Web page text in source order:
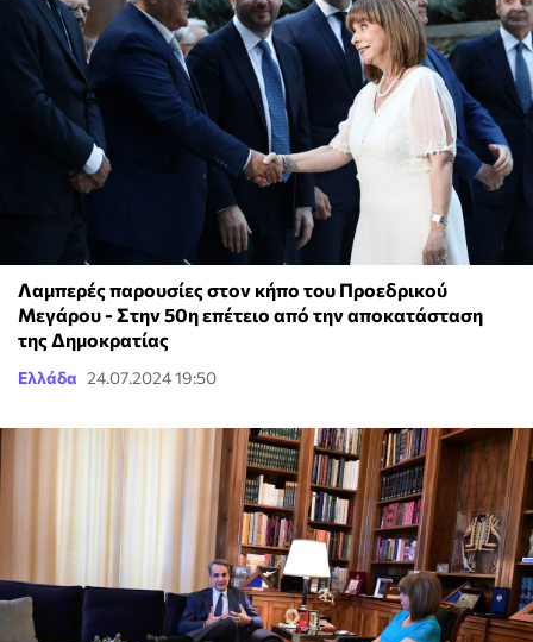
Λαμπερές παρουσίες στον κήπο του Προεδρικού
Μεγάρου - Στην 50η επέτειο από την αποκατάσταση
της Δημοκρατίας
Ελλάδα 24.07.2024 19:50